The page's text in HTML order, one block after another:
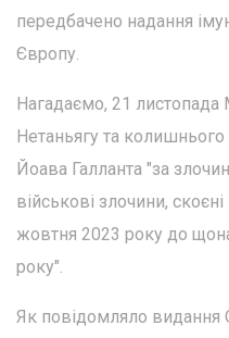
передбачено надання
Європу.
Нагадаємо, 21
Нетаньягу та колишнього
Йоава Галланта "за
військові злочини,
жовтня 2023 року до
року".
Як повідомляло видання